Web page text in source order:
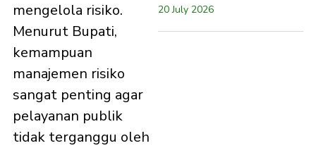
mengelola risiko.
Menurut Bupati,
kemampuan
manajemen risiko
sangat penting agar
pelayanan publik
tidak terganggu oleh
20 July 2026